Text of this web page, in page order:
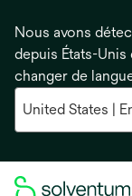
Nous avons
depuis États-Unis
changer de